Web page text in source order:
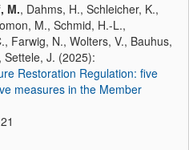
M., Dahms, H., Schleicher, K.,
M., Schmid, H.-L.,
Farwig, N., Wolters, V., Bauhus,
, Settele, J. (2025):
Restoration Regulation: five
measures in the Member